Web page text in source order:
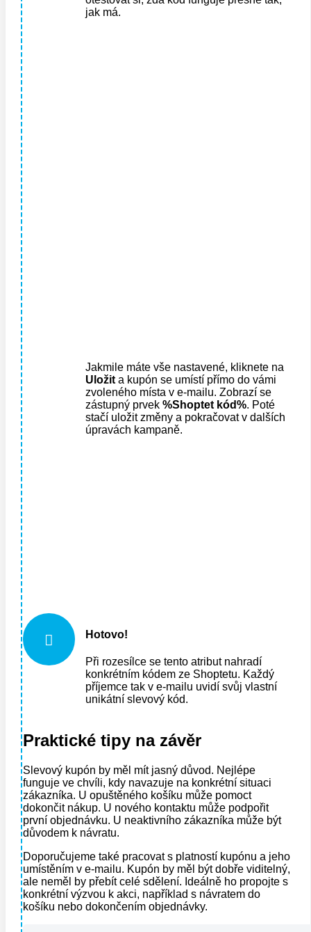
jak má.
Jakmile máte vše nastavené, kliknete na
U ložit a kupón se umístí přímo do vámi
zvoleného místa v e-mailu. Zobrazí se
zástupný prvek %Shoptet kód%. Poté
stačí uložit změny a pokračovat v dalších
úpravách kampaně.
 Hotovo!
Při rozesílce se tento atribut nahradí
konkrétním kódem ze Shoptetu. Každý
příjemce tak v e-mailu uvidí svůj vlastní
unikátní slevový kód.
Praktické tipy na závěr
Slevový kupón by měl mít jasný důvod. Nejlépe
funguje ve chvíli, kdy navazuje na konkrétní situaci
zákazníka. U opuštěného košíku může pomoct
dokončit nákup. U nového kontaktu může podpořit
první objednávku. U neaktivního zákazníka může být
důvodem k návratu.
Doporučujeme také pracovat s platností kupónu a jeho
umístěním v e-mailu. Kupón by měl být dobře viditelný,
ale neměl by přebít celé sdělení. Ideálně ho propojte s
konkrétní výzvou k akci, například s návratem do
košíku nebo dokončením objednávky.